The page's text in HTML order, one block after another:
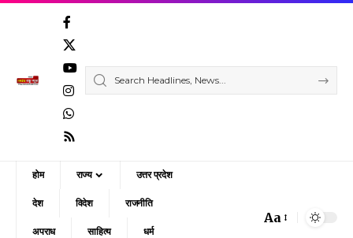
होम राज्य उत्तर प्रदेश
देश विदेश राजनीति
अपराध साहित्य धर्म
Font
Aa